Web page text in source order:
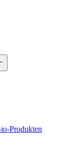
Produkten